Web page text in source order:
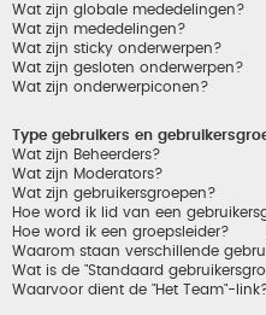
Wat zijn globale mededelingen?
Wat zijn mededelingen?
Wat zijn sticky onderwerpen?
Wat zijn gesloten onderwerpen?
Wat zijn onderwerpiconen?
Type gebruikers en
Wat zijn Beheerders?
Wat zijn Moderators?
Wat zijn gebruikersgroepen?
Hoe word ik lid van een
Hoe word ik een groepsleider?
Waarom staan verschillende
Wat is de "Standaard
Waarvoor dient de "Het Team"-